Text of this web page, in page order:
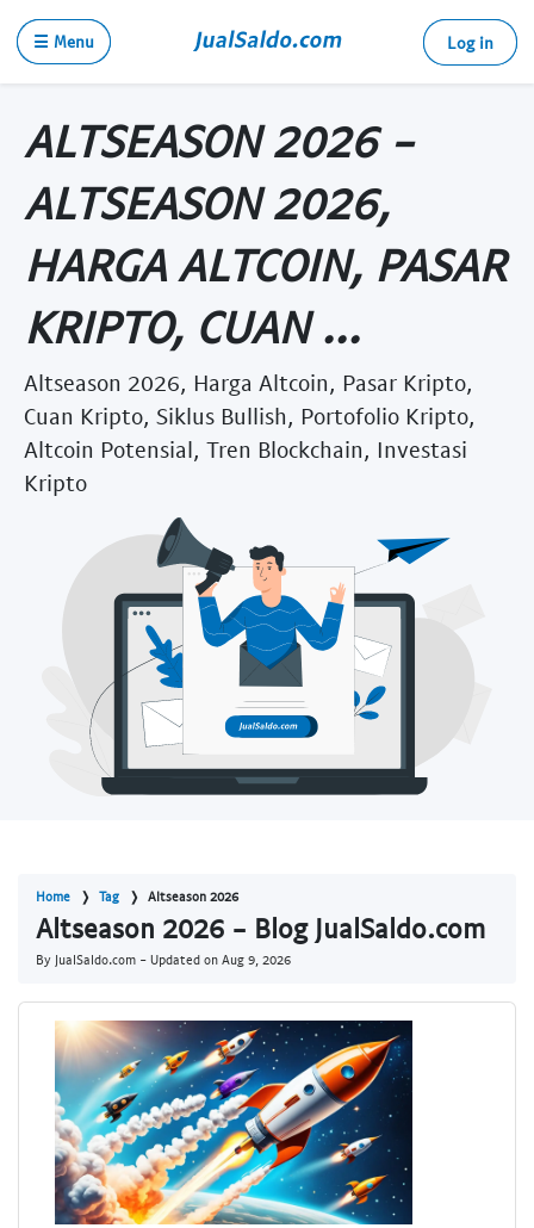
☰ Menu Log in
ALTSEASON 2026 -
ALTSEASON 2026,
HARGA ALTCOIN, PASAR
KRIPTO, CUAN ...
Altseason 2026, Harga Altcoin, Pasar Kripto,
Cuan Kripto, Siklus Bullish, Portofolio Kripto,
Altcoin Potensial, Tren Blockchain, Investasi
Kripto
Home Tag Altseason 2026
Altseason 2026 - Blog JualSaldo.com
By JualSaldo.com - Updated on Aug 9, 2026